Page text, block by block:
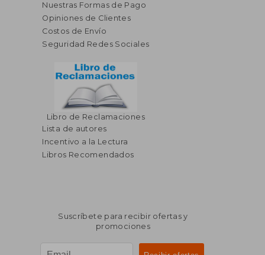
Nuestras Formas de Pago
Opiniones de Clientes
Costos de Envío
Seguridad Redes Sociales
Libro de Reclamaciones
Lista de autores
Incentivo a la Lectura
Libros Recomendados
Suscríbete para recibir ofertas y
promociones